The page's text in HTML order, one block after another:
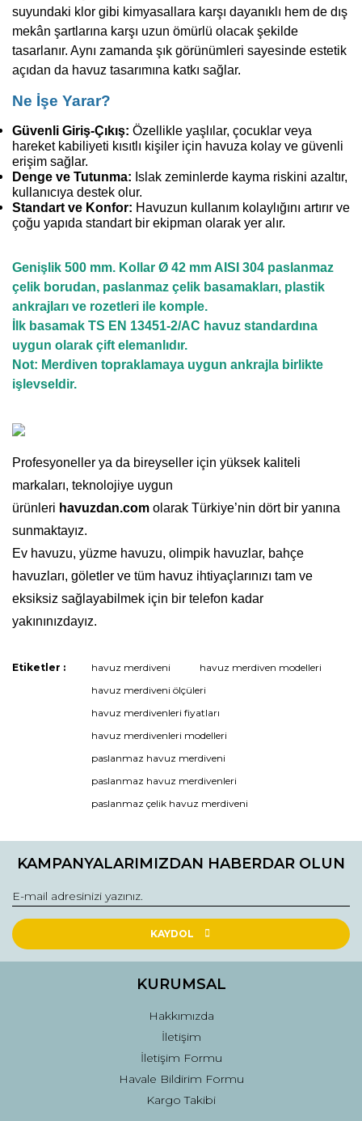
suyundaki klor gibi kimyasallara karşı dayanıklı hem de dış
mekân şartlarına karşı uzun ömürlü olacak şekilde
tasarlanır. Aynı zamanda şık görünümleri sayesinde estetik
açıdan da havuz tasarımına katkı sağlar.
Ne İşe Yarar?
Güvenli Giriş-Çıkış: Özellikle yaşlılar, çocuklar veya
hareket kabiliyeti kısıtlı kişiler için havuza kolay ve güvenli
erişim sağlar.
Denge ve Tutunma: Islak zeminlerde kayma riskini azaltır,
kullanıcıya destek olur.
Standart ve Konfor: Havuzun kullanım kolaylığını artırır ve
çoğu yapıda standart bir ekipman olarak yer alır.
Genişlik 500 mm. Kollar Ø 42 mm AISI 304 paslanmaz
çelik borudan, paslanmaz çelik basamakları, plastik
ankrajları ve rozetleri ile komple.
İlk basamak TS EN 13451-2/AC havuz standardına
uygun olarak çift elemanlıdır.
Not: Merdiven topraklamaya uygun ankrajla birlikte
işlevseldir.
Profesyoneller ya da bireyseller için yüksek kaliteli
markaları, teknolojiye uygun
ürünleri havuzdan.com olarak Türkiye’nin dört bir yanına
sunmaktayız.
Ev havuzu, yüzme havuzu, olimpik havuzlar, bahçe
havuzları, göletler ve tüm havuz ihtiyaçlarınızı tam ve
eksiksiz sağlayabilmek için bir telefon kadar
yakınınızdayız.
Bu ürüne ilk yorumu siz yapın!
Yorum Yaz
Etiketler : havuz merdiveni
havuz merdiven modelleri
havuz merdiveni ölçüleri
havuz merdivenleri fiyatları
havuz merdivenleri modelleri
paslanmaz havuz merdiveni
paslanmaz havuz merdivenleri
paslanmaz çelik havuz merdiveni
KAMPANYALARIMIZDAN HABERDAR OLUN
KAYDOL
KURUMSAL
Hakkımızda
İletişim
İletişim Formu
Havale Bildirim Formu
Kargo Takibi